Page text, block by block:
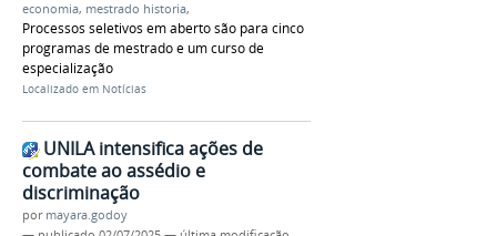
economia, mestrado historia,
Processos seletivos em aberto são para cinco
programas de mestrado e um curso de
especialização
Localizado em Notícias
UNILA intensifica ações de
combate ao assédio e
discriminação
por mayara.godoy